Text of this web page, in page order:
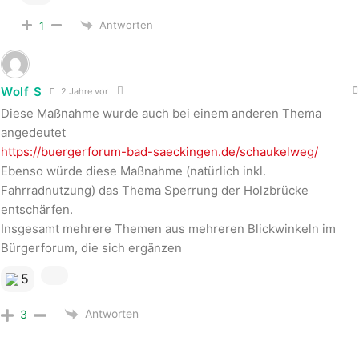
1 Antworten
Wolf S 2 Jahre vor
Diese Maßnahme wurde auch bei einem anderen Thema
angedeutet
https://buergerforum-bad-saeckingen.de/schaukelweg/
Ebenso würde diese Maßnahme (natürlich inkl.
Fahrradnutzung) das Thema Sperrung der Holzbrücke
entschärfen.
Insgesamt mehrere Themen aus mehreren Blickwinkeln im
Bürgerforum, die sich ergänzen
5
3 Antworten